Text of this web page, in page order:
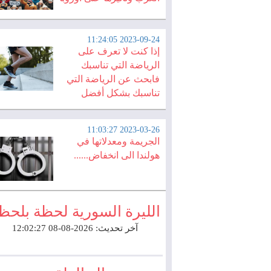
2023-09-24 11:24:05
إذا كنت لا تعرف على
الرياضة التي تناسبك
فابحث عن الرياضة التي
تناسبك بشكل أفضل
2023-03-26 11:03:27
الجريمة ومعدلاتها في
هولندا الى انخفاض......
الليرة السورية لحظة
آخر تحديث: 2026-08-08 12:02:27